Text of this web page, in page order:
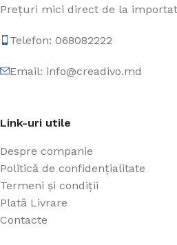
Prețuri mici direct de la
Telefon: 068082222
Email: info@creadivo.md
Link-uri utile
Despre companie
Politică de confidențialitate
Termeni și condiții
Plată Livrare
Contacte